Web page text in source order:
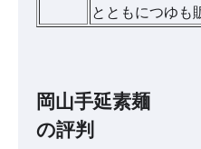
とともにつゆも
岡山手延素麺
の評判